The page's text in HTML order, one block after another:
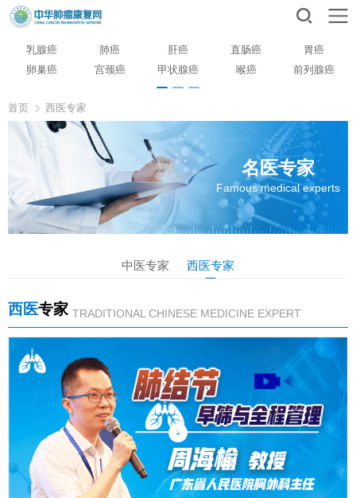
乳腺癌 肺癌 肝癌 直肠癌
胃癌
卵巢癌
宫颈癌 甲状腺癌 喉癌 前列腺癌
首页 西医专家
名医专家
Famous medical experts
中医专家 西医专家
西医专家 TRADITIONAL CHINESE MEDICINE EXPERT